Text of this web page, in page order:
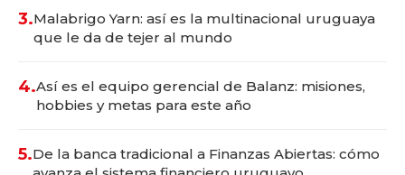
3.Malabrigo Yarn: así es la multinacional uruguaya
que le da de tejer al mundo
4.Así es el equipo gerencial de Balanz: misiones,
hobbies y metas para este año
5.De la banca tradicional a Finanzas Abiertas: cómo